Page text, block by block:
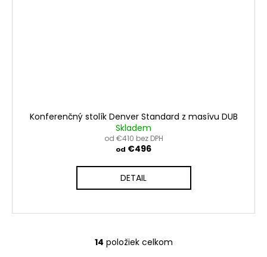
Konferenčný stolík Denver Standard z masívu DUB
Skladem
od €410 bez DPH
od €496
DETAIL
O
14 položiek celkom